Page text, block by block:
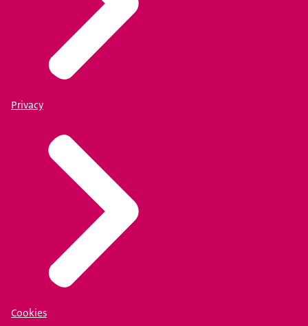
Privacy
Cookies